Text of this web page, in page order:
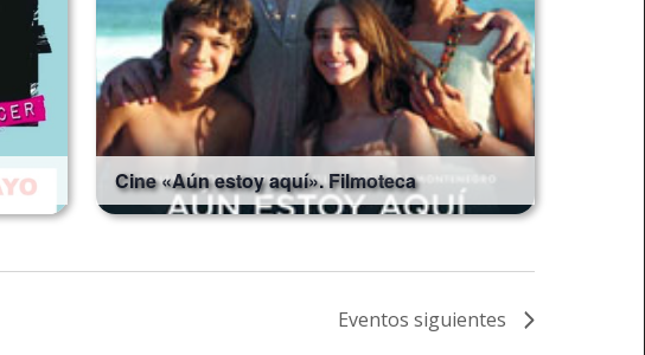
Cine «Aún estoy aquí». Filmoteca
Eventos siguientes